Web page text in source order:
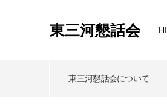
東三河懇話会
東三河懇話会について